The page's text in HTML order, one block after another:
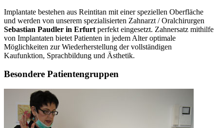
Implantate bestehen aus Reintitan mit einer speziellen Oberfläche
und werden von unserem spezialisierten Zahnarzt / Oralchirurgen
Sebastian Paudler in Erfurt perfekt eingesetzt. Zahnersatz mithilfe
von Implantaten bietet Patienten in jedem Alter optimale
Möglichkeiten zur Wiederherstellung der vollständigen
Kaufunktion, Sprachbildung und Ästhetik.
Besondere Patientengruppen